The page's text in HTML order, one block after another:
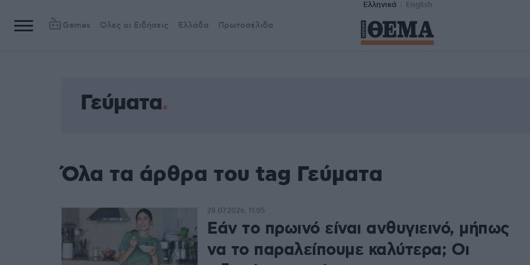
Ελληνικά English
Games Όλες οι Ειδήσεις Ελλάδα Πρωτοσέλιδα
Γεύματα
Όλα τα άρθρα του tag Γεύματα
Εάν το πρωινό είναι ανθυγιεινό, μήπως
να το παραλείπουμε καλύτερα; Οι
28.07.2026, 11:05